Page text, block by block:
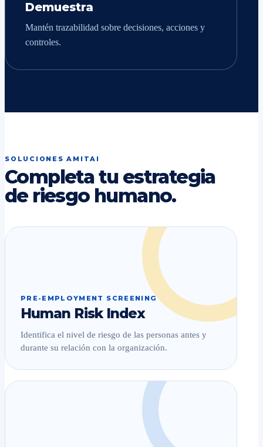
Demuestra
Mantén trazabilidad sobre decisiones, acciones y
controles.
SOLUCIONES AMITAI
Completa tu estrategia
de riesgo humano.
PRE-EMPLOYMENT SCREENING
Human Risk Index
Identifica el nivel de riesgo de las personas antes y
durante su relación con la organización.